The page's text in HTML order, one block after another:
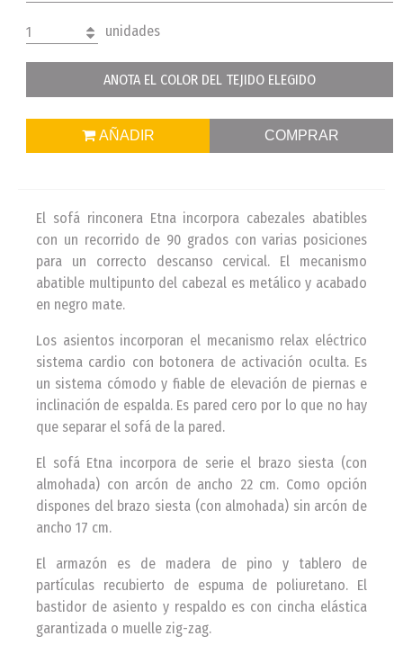
1 unidades
ANOTA EL COLOR DEL TEJIDO ELEGIDO
AÑADIR COMPRAR
El sofá rinconera Etna incorpora cabezales abatibles
con un recorrido de 90 grados con varias posiciones
para un correcto descanso cervical. El mecanismo
abatible multipunto del cabezal es metálico y acabado
en negro mate.
Los asientos incorporan el mecanismo relax eléctrico
sistema cardio con botonera de activación oculta. Es
un sistema cómodo y fiable de elevación de piernas e
inclinación de espalda. Es pared cero por lo que no hay
que separar el sofá de la pared.
El sofá Etna incorpora de serie el brazo siesta (con
almohada) con arcón de ancho 22 cm. Como opción
dispones del brazo siesta (con almohada) sin arcón de
ancho 17 cm.
El armazón es de madera de pino y tablero de
partículas recubierto de espuma de poliuretano. El
bastidor de asiento y respaldo es con cincha elástica
garantizada o muelle zig-zag.